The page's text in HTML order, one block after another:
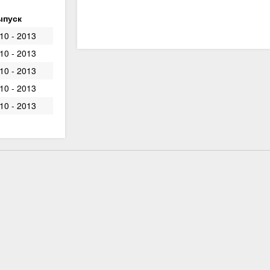
- 2013
- 2013
- 2013
- 2013
- 2013